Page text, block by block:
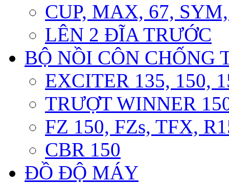
CUP, MAX, 67,
LÊN 2 ĐĨA TRƯỚC
BỘ NỒI CÔN CHỐNG
EXCITER 135, 150,
TRƯỢT WINNER
FZ 150, FZs, TFX,
CBR 150
ĐỒ ĐỘ MÁY